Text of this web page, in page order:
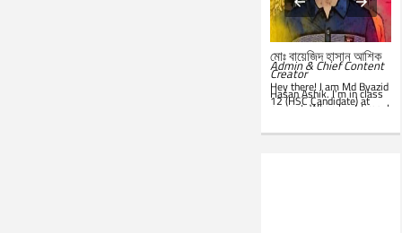
মোঃ বায়েজিদ হাসান আশিক
Admin & Chief Content
Creator
Hey there! I am Md Byazid
Hasan Ashik. I’m in class
12 (HSC Candidate) at
present. When I get time, I
like this website. Best of
luck!